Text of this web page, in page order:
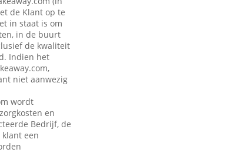
de Klant op te
in staat is om
in de buurt
de kwaliteit
Indien het
niet aanwezig
wordt
en
Bedrijf, de
een